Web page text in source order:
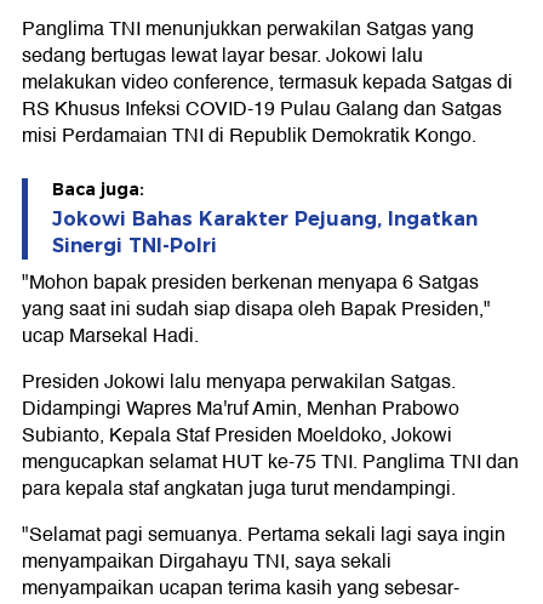
Panglima TNI menunjukkan perwakilan Satgas yang
sedang bertugas lewat layar besar. Jokowi lalu
melakukan video conference, termasuk kepada Satgas di
RS Khusus Infeksi COVID-19 Pulau Galang dan Satgas
misi Perdamaian TNI di Republik Demokratik Kongo.
Baca juga:
Jokowi Bahas Karakter Pejuang, Ingatkan
Sinergi TNI-Polri
"Mohon bapak presiden berkenan menyapa 6 Satgas
yang saat ini sudah siap disapa oleh Bapak Presiden,"
ucap Marsekal Hadi.
Presiden Jokowi lalu menyapa perwakilan Satgas.
Didampingi Wapres Ma'ruf Amin, Menhan Prabowo
Subianto, Kepala Staf Presiden Moeldoko, Jokowi
mengucapkan selamat HUT ke-75 TNI. Panglima TNI dan
para kepala staf angkatan juga turut mendampingi.
"Selamat pagi semuanya. Pertama sekali lagi saya ingin
menyampaikan Dirgahayu TNI, saya sekali
menyampaikan ucapan terima kasih yang sebesar-